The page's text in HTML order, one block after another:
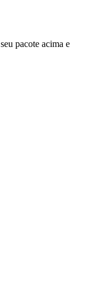
pacote acima e